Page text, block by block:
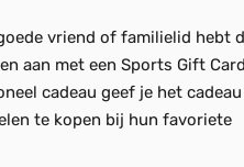
vriend of familielid hebt
aan met een Sports Gift
cadeau geef je het
te kopen bij hun favoriete